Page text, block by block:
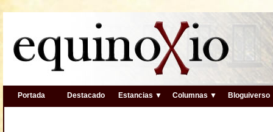
Portada Destacado Estancias ▼ Columnas ▼ Bloguiverso